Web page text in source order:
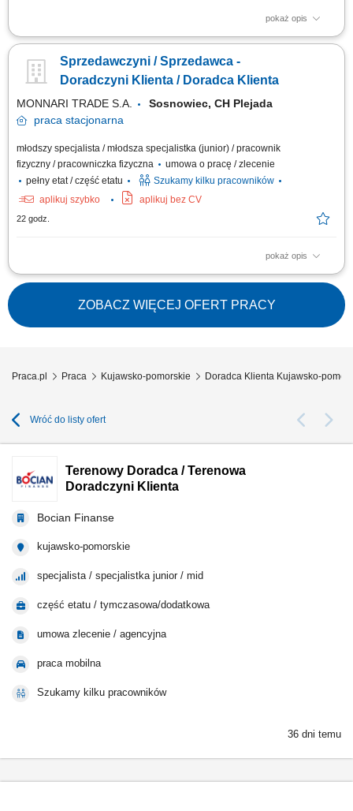
pokaż opis
Co będziesz robić? Twój start z Buddym: przez pierwsze 4 miesiące
wsparciu opiekuna wdrożenia i zespołu, Aktywna sprzedaż i doradztwo:
będziesz sprzedawać i doradzać klientom w wyborze najlepszych
Sprzedawczyni / Sprzedawca -
Doradczyni Klienta / Doradca Klienta
MONNARI TRADE S.A.
Sosnowiec, CH Plejada
praca stacjonarna
młodszy specjalista / młodsza specjalistka (junior) / pracownik
fizyczny / pracowniczka fizyczna
umowa o pracę / zlecenie
pełny etat / część etatu
Szukamy kilku pracowników
aplikuj szybko
aplikuj bez CV
22 godz.
pokaż opis
Salon Monnari Praca od zaraz Praca dla osób z doświadczeniem i bez
doświadczenia
ZOBACZ WIĘCEJ OFERT PRACY
Praca.pl Praca Kujawsko-pomorskie Doradca Klienta Kujawsko-
Wróć do listy ofert
Terenowy Doradca / Terenowa
Doradczyni Klienta
Bocian Finanse
kujawsko-pomorskie
specjalista / specjalistka junior / mid
część etatu / tymczasowa/dodatkowa
umowa zlecenie / agencyjna
praca mobilna
Szukamy kilku pracowników
36 dni temu